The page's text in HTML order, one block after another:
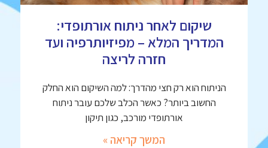
שיקום לאחר ניתוח אורתופדי:
המדריך המלא – מפיזיותרפיה ועד
חזרה לריצה
הניתוח הוא רק חצי מהדרך: למה השיקום הוא החלק
החשוב ביותר? כאשר הכלב שלכם עובר ניתוח
אורתופדי מורכב, כגון תיקון
המשך קריאה »